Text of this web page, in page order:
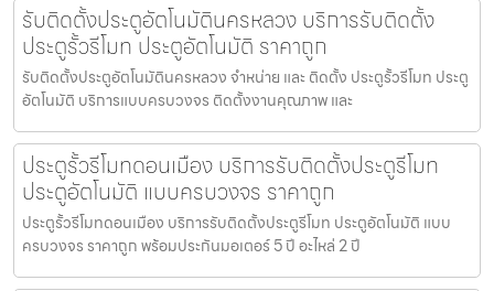
รับติดตั้งประตูอัตโนมัตินครหลวง บริการรับติดตั้ง
ประตูรั้วรีโมท ประตูอัตโนมัติ ราคาถูก
รับติดตั้งประตูอัตโนมัตินครหลวง จำหน่าย และ ติดตั้ง ประตูรั้วรีโมท ประตู
อัตโนมัติ บริการแบบครบวงจร ติดตั้งงานคุณภาพ และ
ประตูรั้วรีโมทดอนเมือง บริการรับติดตั้งประตูรีโมท
ประตูอัตโนมัติ แบบครบวงจร ราคาถูก
ประตูรั้วรีโมทดอนเมือง บริการรับติดตั้งประตูรีโมท ประตูอัตโนมัติ แบบ
ครบวงจร ราคาถูก พร้อมประกันมอเตอร์ 5 ปี อะไหล่ 2 ปี